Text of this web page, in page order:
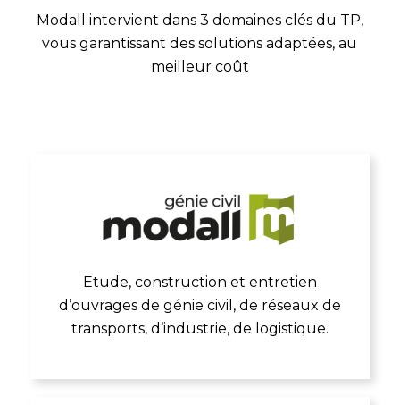
Modall intervient dans 3 domaines clés du TP,
vous garantissant des solutions adaptées, au
meilleur coût
Etude, construction et entretien
d’ouvrages de génie civil, de réseaux de
transports, d’industrie, de logistique.